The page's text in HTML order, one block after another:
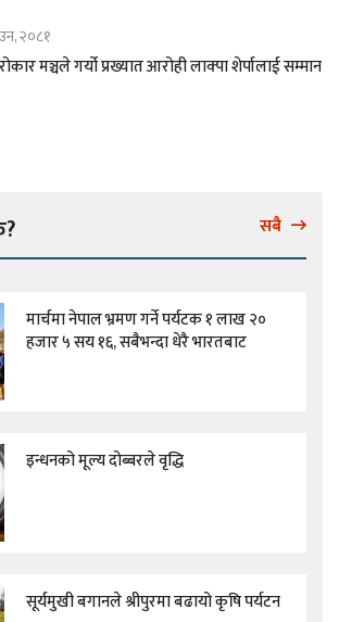
२०८१
मञ्चले गर्यो प्रख्यात आरोही लाक्पा शेर्पालाई सम्मान
सबै
मार्चमा नेपाल भ्रमण गर्ने पर्यटक १ लाख २०
हजार ५ सय १६, सबैभन्दा धेरै भारतबाट
इन्धनको मूल्य दोब्बरले वृद्धि
सूर्यमुखी बगानले श्रीपुरमा बढायो कृषि पर्यटन